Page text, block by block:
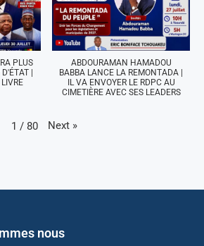
PLUS
|
ABDOURAMAN HAMADOU
BABBA LANCE LA REMONTADA |
IL VA ENVOYER LE RDPC AU
CIMETIÈRE AVEC SES LEADERS
1 / 80 Next »
nous